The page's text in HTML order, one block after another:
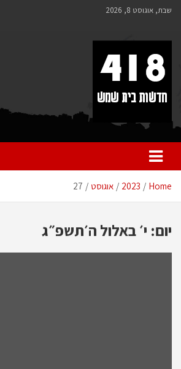
לתוכן
שבת, אוגוסט 8, 2026
418 – חדשות בית שמש
כל מה שחדש ומעניין בבית שמש בכלל והחרדית בפרט
Home
2023 אוגוסט 27
יום: י׳ באלול ה׳תשפ״ג